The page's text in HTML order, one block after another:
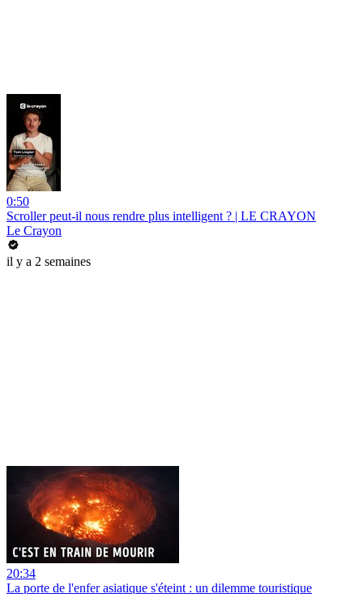
0:50
Scroller peut-il nous rendre plus intelligent ? | LE CRAYON
Le Crayon
il y a 2 semaines
20:34
La porte de l'enfer asiatique s'éteint : un dilemme touristique